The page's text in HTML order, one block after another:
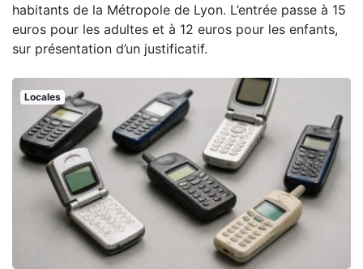
habitants de la Métropole de Lyon. L’entrée passe à 15
euros pour les adultes et à 12 euros pour les enfants,
sur présentation d’un justificatif.
Locales